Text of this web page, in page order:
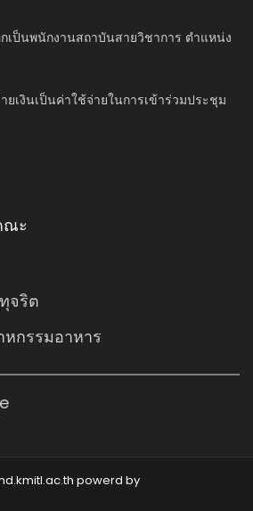
เป็นพนักงานสถาบันสายวิชาการ ตําแหน่ง
เงินเป็นค่าใช้จ่ายในการเข้าร่วมประชุม
ณะ
จริต
กรรมอาหาร
powerd by